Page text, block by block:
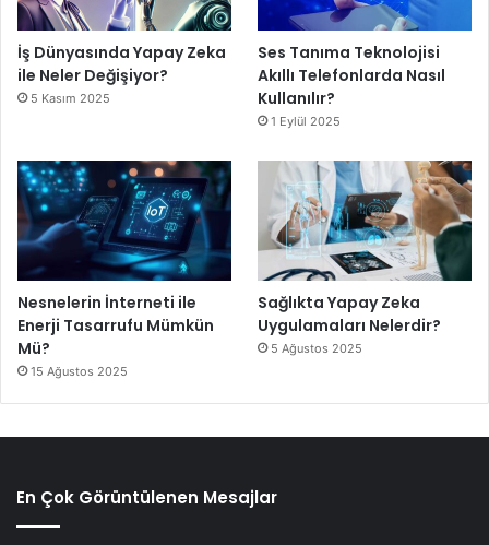
İş Dünyasında Yapay Zeka
ile Neler Değişiyor?
5 Kasım 2025
Ses Tanıma Teknolojisi
Akıllı Telefonlarda Nasıl
Kullanılır?
1 Eylül 2025
Nesnelerin İnterneti ile
Enerji Tasarrufu Mümkün
Mü?
15 Ağustos 2025
Sağlıkta Yapay Zeka
Uygulamaları Nelerdir?
5 Ağustos 2025
En Çok Görüntülenen Mesajlar